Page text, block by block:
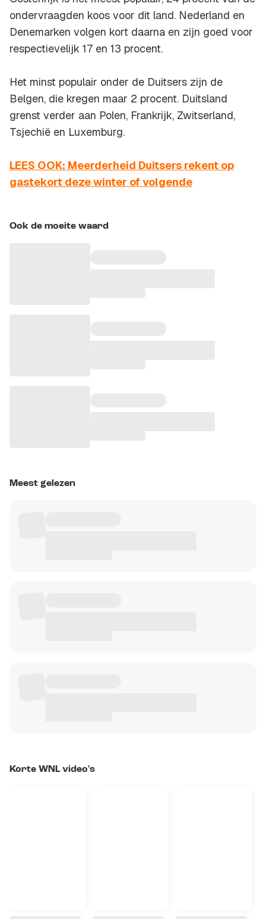
ondervraagden koos voor dit land. Nederland en
Denemarken volgen kort daarna en zijn goed voor
respectievelijk 17 en 13 procent.
Het minst populair onder de Duitsers zijn de
Belgen, die kregen maar 2 procent. Duitsland
grenst verder aan Polen, Frankrijk, Zwitserland,
Tsjechië en Luxemburg.
LEES OOK: Meerderheid Duitsers rekent op
gastekort deze winter of volgende
Ook de moeite waard
Meest gelezen
Korte WNL video's